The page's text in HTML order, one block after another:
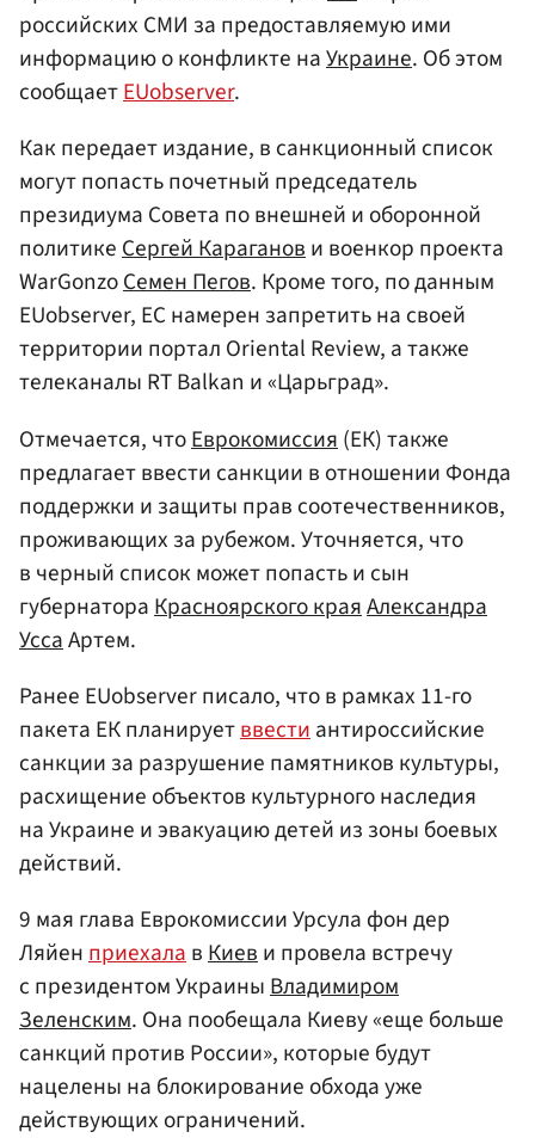
российских СМИ за предоставляемую ими
информацию о конфликте наУкраине. Об этом
сообщаетEUobserver.
Как передает издание, в санкционный список
могут попасть почетный председатель
президиума Совета по внешней и оборонной
политикеСергей Караганови военкор проекта
WarGonzoСемен Пегов. Кроме того, по данным
EUobserver, ЕС намерен запретить на своей
территории портал Oriental Review, а также
телеканалы RT Balkan и «Царьград».
Отмечается, чтоЕврокомиссия (ЕК) также
предлагает ввести санкции в отношении Фонда
поддержки и защиты прав соотечественников,
проживающих за рубежом. Уточняется, что
в черный список может попасть и сын
губернатора Красноярского краяАлександра
УссаАртем.
Ранее EUobserver писало, что в рамках 11-го
пакета ЕК планируетввестиантироссийские
санкции за разрушение памятников культуры,
расхищение объектов культурного наследия
на Украине и эвакуацию детей из зоны боевых
действий.
9 мая глава Еврокомиссии Урсула фон дер
ЛяйенприехалавКиеви провела встречу
с президентом УкраиныВладимиром
Зеленским. Она пообещала Киеву «еще больше
санкций против России», которые будут
нацелены на блокирование обхода уже
действующих ограничений.